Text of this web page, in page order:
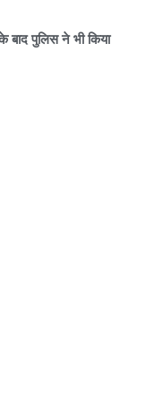
बाद पुलिस ने भी किया